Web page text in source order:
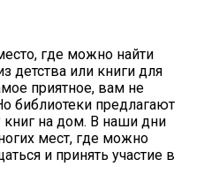
где можно найти
детства или книги для
приятное, вам не
библиотеки предлагают
книг на дом. В наши дни
мест, где можно
и принять участие в